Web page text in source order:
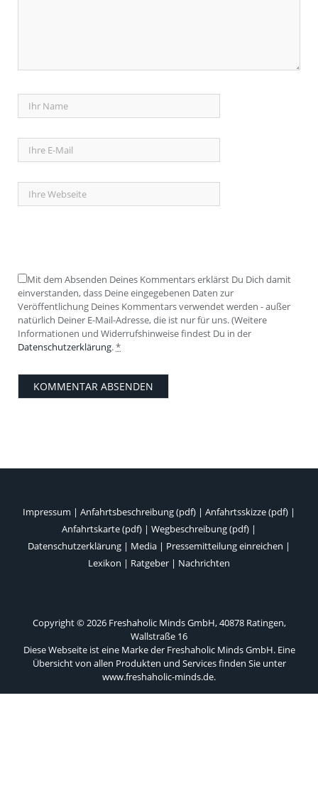
Mit dem Absenden Deines Kommentars erklärst Du Dich damit
einverstanden, dass Deine eingegebenen Daten zur
Veröffentlichung Deines Kommentars verwendet werden - außer
natürlich Deiner E-Mail-Adresse, die ist nur für uns. (Weitere
Informationen und Widerrufshinweise findest Du in der
Datenschutzerklärung.*
Impressum | Anfahrtsbeschreibung (pdf) | Anfahrtsskizze (pdf) |
Anfahrtskarte (pdf) | Wegbeschreibung (pdf) |
Datenschutzerklärung | Media | Pressemitteilung einreichen |
Lexikon | Ratgeber | Nachrichten
Copyright © 2026 Freshaholic Minds GmbH, 40878 Ratingen,
Wallstraße 16
Diese Webseite ist eine Marke der Freshaholic Minds GmbH. Eine
Übersicht von allen Produkten und Services finden Sie unter
www.freshaholic-minds.de.